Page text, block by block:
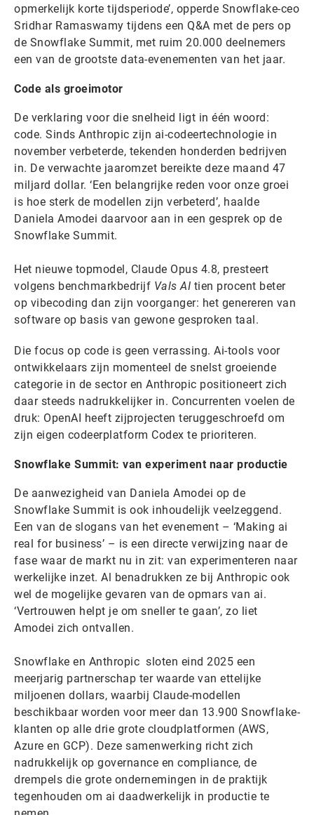
opmerkelijk korte tijdsperiode’, opperde Snowflake-ceo
Sridhar Ramaswamy tijdens een Q&A met de pers op
de Snowflake Summit, met ruim 20.000 deelnemers
een van de grootste data-evenementen van het jaar.
Code als groeimotor
De verklaring voor die snelheid ligt in één woord:
code. Sinds Anthropic zijn ai-codeertechnologie in
november verbeterde, tekenden honderden bedrijven
in. De verwachte jaaromzet bereikte deze maand 47
miljard dollar. ‘Een belangrijke reden voor onze groei
is hoe sterk de modellen zijn verbeterd’, haalde
Daniela Amodei daarvoor aan in een gesprek op de
Snowflake Summit.
Het nieuwe topmodel, Claude Opus 4.8, presteert
volgens benchmarkbedrijf Vals AI tien procent beter
op vibecoding dan zijn voorganger: het genereren van
software op basis van gewone gesproken taal.
Die focus op code is geen verrassing. Ai-tools voor
ontwikkelaars zijn momenteel de snelst groeiende
categorie in de sector en Anthropic positioneert zich
daar steeds nadrukkelijker in. Concurrenten voelen de
druk: OpenAI heeft zijprojecten teruggeschroefd om
zijn eigen codeerplatform Codex te prioriteren.
Snowflake Summit: van experiment naar productie
De aanwezigheid van Daniela Amodei op de
Snowflake Summit is ook inhoudelijk veelzeggend.
Een van de slogans van het evenement – ‘Making ai
real for business’ – is een directe verwijzing naar de
fase waar de markt nu in zit: van experimenteren naar
werkelijke inzet. Al benadrukken ze bij Anthropic ook
wel de mogelijke gevaren van de opmars van ai.
‘Vertrouwen helpt je om sneller te gaan’, zo liet
Amodei zich ontvallen.
Snowflake en Anthropic sloten eind 2025 een
meerjarig partnerschap ter waarde van ettelijke
miljoenen dollars, waarbij Claude-modellen
beschikbaar worden voor meer dan 13.900 Snowflake-
klanten op alle drie grote cloudplatformen (AWS,
Azure en GCP). Deze samenwerking richt zich
nadrukkelijk op governance en compliance, de
drempels die grote ondernemingen in de praktijk
tegenhouden om ai daadwerkelijk in productie te